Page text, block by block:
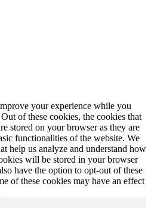
your experience while you
of these cookies, the cookies that
stored on your browser as they are
functionalities of the website. We
help us analyze and understand how
will be stored in your browser
have the option to opt-out of these
of these cookies may have an effect